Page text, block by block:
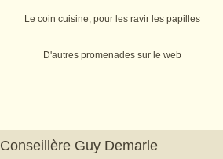
Le coin cuisine, pour les ravir les papilles
D'autres promenades sur le web
Conseillère Guy Demarle